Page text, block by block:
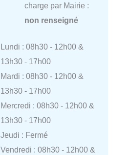
charge par Mairie :
non renseigné
Lundi : 08h30 - 12h00 &
13h30 - 17h00
Mardi : 08h30 - 12h00 &
13h30 - 17h00
Mercredi : 08h30 - 12h00 &
13h30 - 17h00
Jeudi : Fermé
Vendredi : 08h30 - 12h00 &